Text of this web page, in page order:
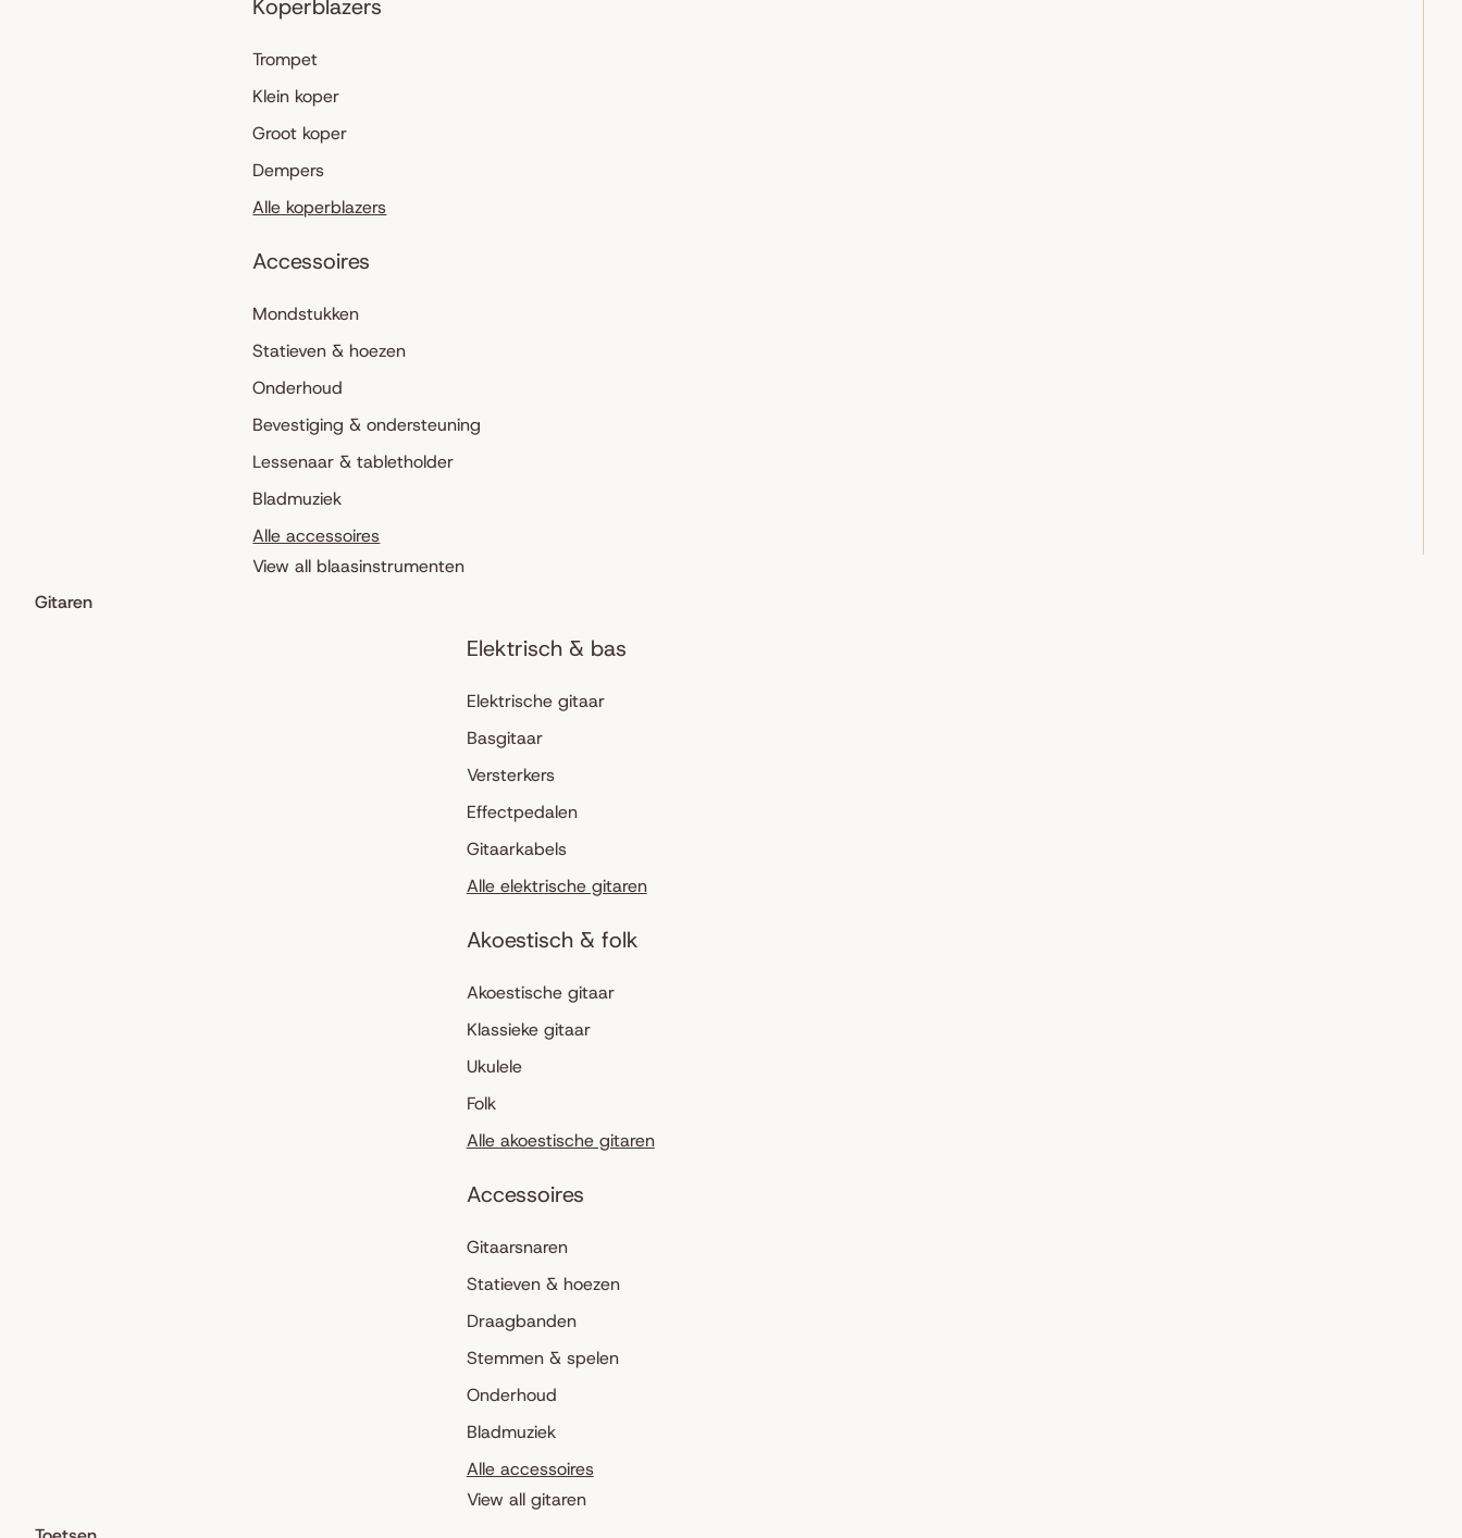
Koperblazers
Trompet
Klein koper
Groot koper
Dempers
Alle koperblazers
Accessoires
Mondstukken
Statieven & hoezen
Onderhoud
Bevestiging & ondersteuning
Lessenaar & tabletholder
Bladmuziek
Alle accessoires
View all blaasinstrumenten
Gitaren
Elektrisch & bas
Elektrische gitaar
Basgitaar
Versterkers
Effectpedalen
Gitaarkabels
Alle elektrische gitaren
Akoestisch & folk
Akoestische gitaar
Klassieke gitaar
Ukulele
Folk
Alle akoestische gitaren
Accessoires
Gitaarsnaren
Statieven & hoezen
Draagbanden
Stemmen & spelen
Onderhoud
Bladmuziek
Alle accessoires
View all gitaren